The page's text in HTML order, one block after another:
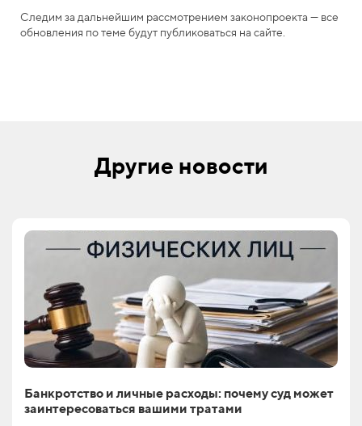
Следим за дальнейшим рассмотрением законопроекта — все
обновления по теме будут публиковаться на сайте.
Другие новости
Банкротство и личные расходы: почему суд может
заинтересоваться вашими тратами